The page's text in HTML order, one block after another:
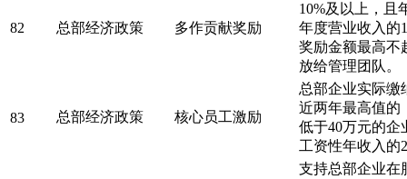
82 总部经济政策 多作贡献奖励
10%及以上，且
年度营业收入的
奖励金额最高不
放给管理团队。
83 总部经济政策 核心员工激励
总部企业实际缴
近两年最高值的
低于40万元的企
工资性年收入的
支持总部企业在